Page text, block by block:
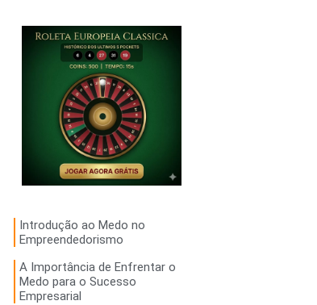
Introdução ao Medo no
Empreendedorismo
A Importância de Enfrentar o
Medo para o Sucesso
Empresarial